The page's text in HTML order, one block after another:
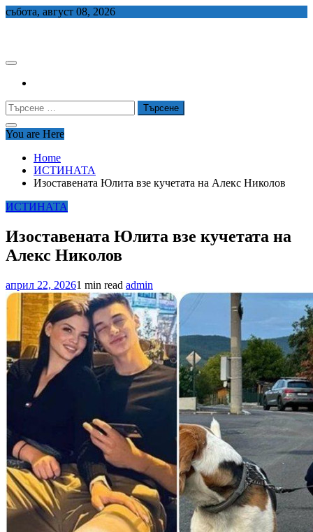
Skip
събота, август 08, 2026
Търсене
за:
You are Here
Home
ИСТИНАТА
Изоставената Юлита взе кучетата на Алекс Николов
ИСТИНАТА
Изоставената Юлита взе кучетата на
Алекс Николов
април 22, 20261 min read admin